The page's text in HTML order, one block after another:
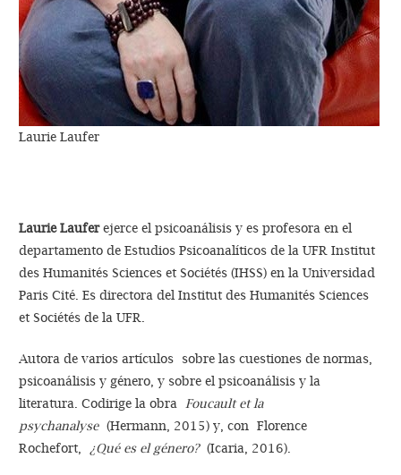
Laurie Laufer
Laurie Lauferejerce el psicoanálisis y es profesora en el
departamento de Estudios Psicoanalíticos de la UFR Institut
des Humanités Sciences et Sociétés (IHSS) en la Universidad
Paris Cité. Es directora del Institut des Humanités Sciences
et Sociétés de la UFR.
Autora de varios artículos sobre las cuestiones de normas,
psicoanálisis y género, y sobre el psicoanálisis y la
literatura. Codirige la obraFoucault et la
psychanalyse(Hermann, 2015) y, con Florence
Rochefort, ¿Qué es el género?(Icaria, 2016).